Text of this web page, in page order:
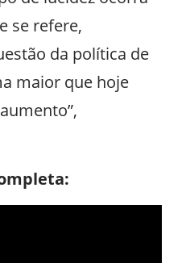
se refere,
da política de
maior que hoje